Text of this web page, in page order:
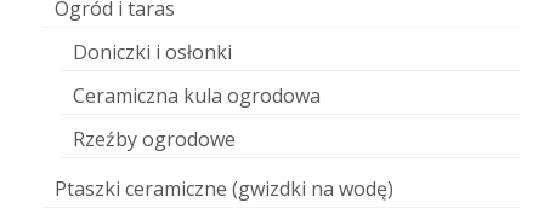
Ogród i taras
Doniczki i osłonki
Ceramiczna kula ogrodowa
Rzeźby ogrodowe
Ptaszki ceramiczne (gwizdki na wodę)